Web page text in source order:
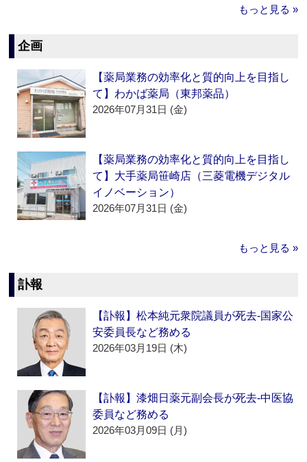
もっと見る »
企画
【薬局業務の効率化と質的向上を目指し
て】わかば薬局（東邦薬品）
2026年07月31日 (金)
【薬局業務の効率化と質的向上を目指し
て】大手薬局笹崎店（三菱電機デジタル
イノベーション）
2026年07月31日 (金)
もっと見る »
訃報
【訃報】松本純元衆院議員が死去‐国家公
安委員長など務める
2026年03月19日 (木)
【訃報】漆畑日薬元副会長が死去‐中医協
委員など務める
2026年03月09日 (月)